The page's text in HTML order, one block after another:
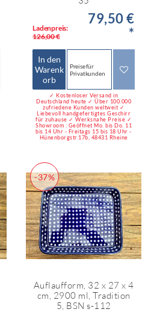
Ladenpreis:
126,00 €
79,50 €
*
In den
Warenk
orb
Preise für
Privatkunden
✓ Kostenloser Versand in
Deutschland heute ✓ Über 100.000
zufriedene Kunden weltweit ✓
Liebevoll handgefertigtes Geschirr
für zuhause ✓ Werksnahe Preise ✓
Showroom : Geöffnet Mo. bis Do. 11
bis 14 Uhr - Freitags 15 bis 18 Uhr -
Hünenborgstr.17b, 48431 Rheine
-37%
Auflaufform, 32 x 27 x 4
cm, 2900 ml, Tradition
5, BSN s-112